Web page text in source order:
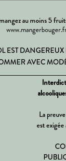
au moins 5
EST
AVEC
La
est